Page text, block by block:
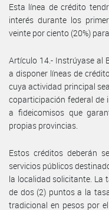
Esta línea de crédito
interés durante los
veinte por ciento (20%)
Artículo 14.- Instrúyase al
a disponer líneas de
cuya actividad principal
coparticipación federal de
a fideicomisos que
propias provincias.
Estos créditos deberán
servicios públicos
la localidad solicitante. La
de dos (2) puntos a la
tradicional en pesos por